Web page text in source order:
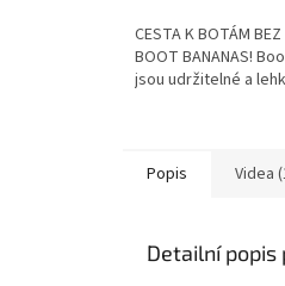
z
5
hvězdiček.
CESTA K BOTÁM
BOOT BANANAS!
jsou udržitelné a
Popis Videa
Detailní popis